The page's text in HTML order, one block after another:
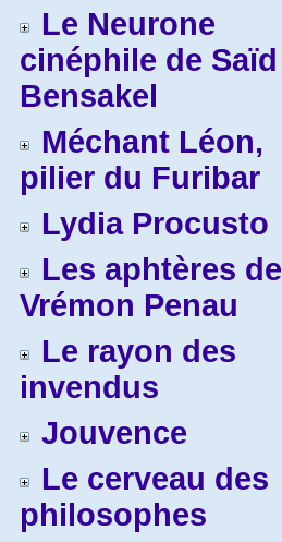
Le Neurone
cinéphile de Saïd
Bensakel
Méchant Léon,
pilier du Furibar
Lydia Procusto
Les aphtères de
Vrémon Penau
Le rayon des
invendus
Jouvence
Le cerveau des
philosophes